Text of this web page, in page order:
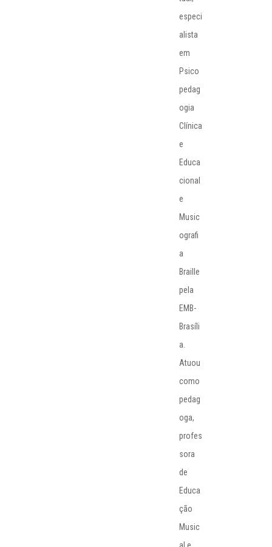
especi
alista
em
Psico
pedag
ogia
Clínica
e
Educa
cional
e
Music
ografi
a
Braille
pela
EMB-
Brasíli
a.
Atuou
como
pedag
oga,
profes
sora
de
Educa
ção
Music